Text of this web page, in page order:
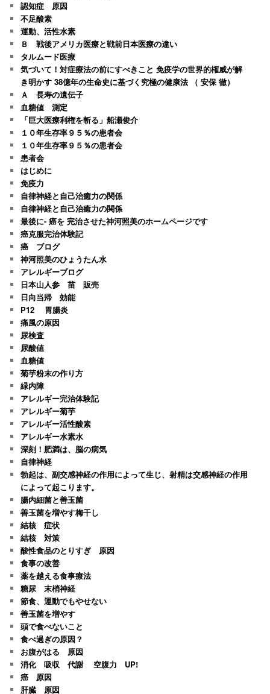
認知症 原因
不足酸素
運動、活性水素
Ｂ 戦後アメリカ医療と戦前日本医療の違い
タルムード医療
気づいて！対症療法の前にすべきこと 免疫学の世界的権威が解
き明かす 38億年の生命史に基づく究極の健康法 （ 安保 徹）
Ａ 長寿の遺伝子
血糖値 測定
「巨大医療利権を斬る」船瀬俊介
１０年生存率９５％の患者会
１０年生存率９５％の患者会
患者会
はじめに
免疫力
自律神経と自己治癒力の関係
自律神経と自己治癒力の関係
最後に- 癌を 完治させた神河照美のホームページです
癌克服完治体験記
癌 ブログ
神河照美のひょうたん水
アレルギーブログ
日本山人参 苗 販売
日向当帰 効能
P12 胃腸炎
痛風の原因
尿検査
尿酸値
血糖値
菊芋粉末の作り方
緑内障
アレルギー完治体験記
アレルギー菊芋
アレルギー活性酸素
アレルギー水素水
深刻！肥満は、脳の病気
自律神経
勃起は、副交感神経の作用によって生じ、射精は交感神経の作用
によって起こります。
腸内細菌と善玉菌
善玉菌を増やす梅干し
結核 症状
結核 対策
酸性食品のとりすぎ 原因
食事の改善
薬を越える食事療法
糖尿 末梢神経
節食、運動でもやせない
善玉菌を増やす
頭で食べないこと
食べ過ぎの原因？
お腹がはる 原因
消化 吸収 代謝 空腹力 UP!
癌 原因
肝臓 原因